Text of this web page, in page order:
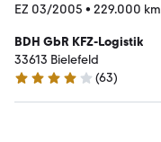
EZ 03/2005 • 229.000 km
BDH GbR KFZ-Logistik
33613 Bielefeld
4 Sterne
(63)